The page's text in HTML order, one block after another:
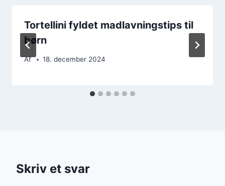
Tortellini fyldet madlavningstips til
børn
Af 18. december 2024
Skriv et svar